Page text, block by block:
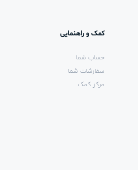
کمک و راهنمایی
حساب شما
سفارشات شما
مرکز کمک